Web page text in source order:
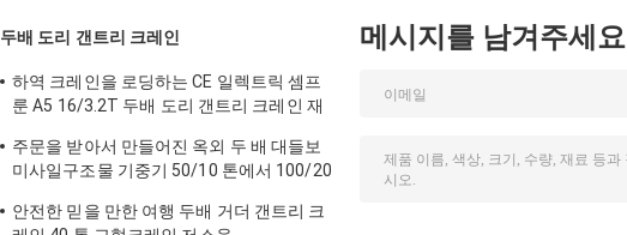
두배 도리 갠트리 크레인
하역 크레인을 로딩하는 CE 일렉트릭 셈프
룬 A5 16/3.2T 두배 도리 갠트리 크레인 재
주문을 받아서 만들어진 옥외 두 배 대들보
미사일구조물 기중기 50/10 톤에서 100/20
안전한 믿을 만한 여행 두배 거더 갠트리 크
메시지를 남겨주세요